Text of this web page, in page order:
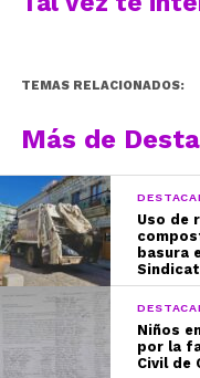
TEMAS RELACIONADOS:
Más de
Uso de
basura
Niños
por la
Civil de